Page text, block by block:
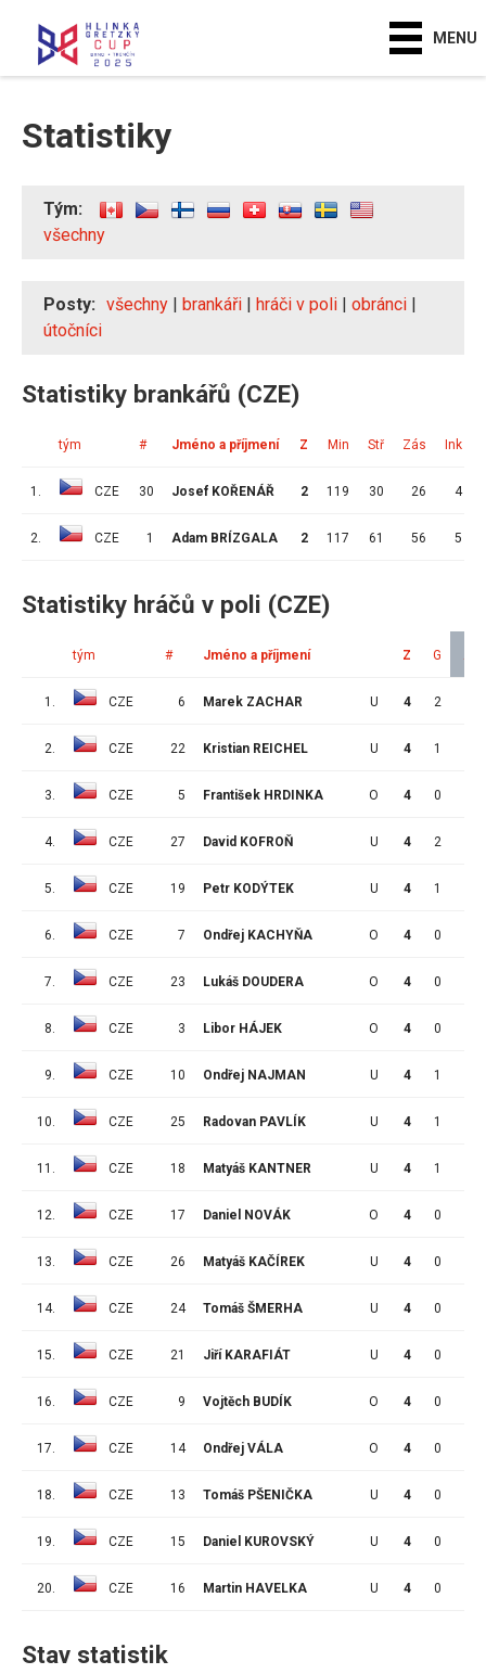
MENU
Statistiky
Tým:
všechny
Posty: všechny | brankáři | hráči v poli | obránci |
útočníci
Statistiky brankářů (CZE)
tým # Jméno a příjmení Z Min Stř Zás Ink
1. CZE 30 Josef KOŘENÁŘ 2 119 30 26 4
2. CZE 1 Adam BRÍZGALA 2 117 61 56 5
Statistiky hráčů v poli (CZE)
tým # Jméno a příjmení Z G A
1. CZE 6 Marek ZACHAR U 4 2
2. CZE 22 Kristian REICHEL U 4 1
3. CZE 5 František HRDINKA O 4 0
4. CZE 27 David KOFROŇ U 4 2
5. CZE 19 Petr KODÝTEK U 4 1
6. CZE 7 Ondřej KACHYŇA O 4 0
7. CZE 23 Lukáš DOUDERA O 4 0
8. CZE 3 Libor HÁJEK O 4 0
9. CZE 10 Ondřej NAJMAN U 4 1
10. CZE 25 Radovan PAVLÍK U 4 1
11. CZE 18 Matyáš KANTNER U 4 1
12. CZE 17 Daniel NOVÁK O 4 0
13. CZE 26 Matyáš KAČÍREK U 4 0
14. CZE 24 Tomáš ŠMERHA U 4 0
15. CZE 21 Jiří KARAFIÁT U 4 0
16. CZE 9 Vojtěch BUDÍK O 4 0
17. CZE 14 Ondřej VÁLA O 4 0
18. CZE 13 Tomáš PŠENIČKA U 4 0
19. CZE 15 Daniel KUROVSKÝ U 4 0
20. CZE 16 Martin HAVELKA U 4 0
Stav statistik